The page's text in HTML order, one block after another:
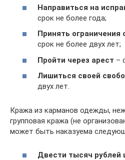
Направиться на
срок не более года;
Принять ограничения
срок не более двух лет;
Пройти через арест –
Лишиться своей
двух лет.
Кража из карманов одежды,
групповая кража (не
может быть наказуема
Двести тысяч рублей